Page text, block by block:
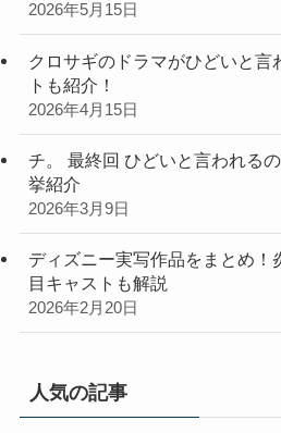
2026年5月15日
クロサギのドラマがひどいと言
トも紹介！
2026年4月15日
チ。 最終回 ひどいと言われる
挙紹介
2026年3月9日
ディズニー実写作品をまとめ！
目キャストも解説
2026年2月20日
人気の記事